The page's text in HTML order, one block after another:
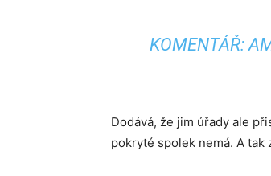
KOMENTÁŘ:
Dodává, že jim úřady ale
pokryté spolek nemá. A